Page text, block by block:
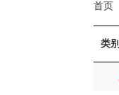
首页
类